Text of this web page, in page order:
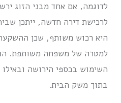
לדוגמה, אם אחד מבני הזוג
לרכישת דירה חדשה, ייתכן
היא רכוש משותף, שכן
למטרה של משפחה משותפת.
השימוש בכספי הירושה
בתוך משק הבית.